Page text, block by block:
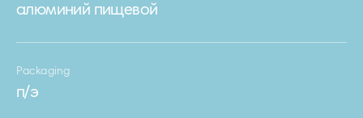
алюминий пищевой
Packaging
п/э